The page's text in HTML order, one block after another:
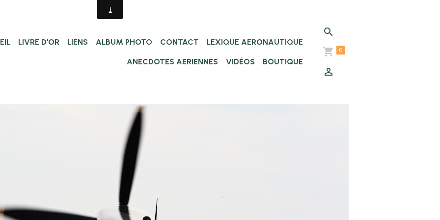
LIVRE D'OR LIENS ALBUM PHOTO CONTACT LEXIQUE AERONAUTIQUE
ANECDOTES AERIENNES VIDÉOS BOUTIQUE
0